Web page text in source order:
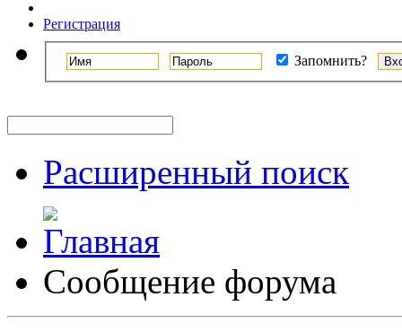
Регистрация
Запомнить?
Расширенный поиск
Сообщение форума